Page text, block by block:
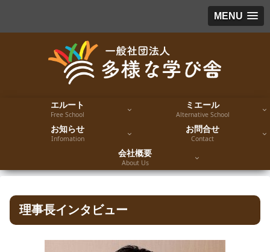
MENU
エルート
Free School
ミエール
Alternative School
お知らせ
Infomation
お問合せ
Contact
会社概要
About Us
理事長インタビュー